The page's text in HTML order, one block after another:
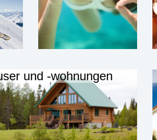
und -wohnungen